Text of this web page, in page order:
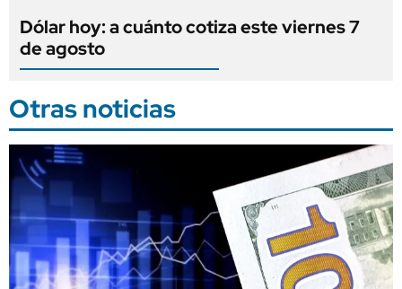
Dólar hoy: a cuánto cotiza este viernes 7
de agosto
Otras noticias